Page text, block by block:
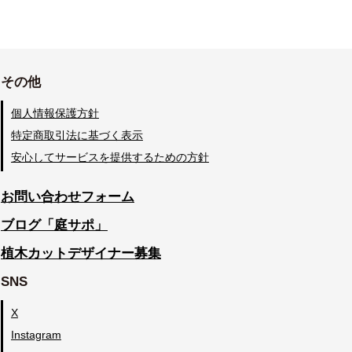
その他
個人情報保護方針
特定商取引法に基づく表示
安心してサービスを提供するための方針
お問い合わせフォーム
ブログ「庭サポ」
植木カットデザイナー募集
SNS
X
Instagram